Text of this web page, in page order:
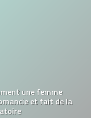
une femme
et fait de la